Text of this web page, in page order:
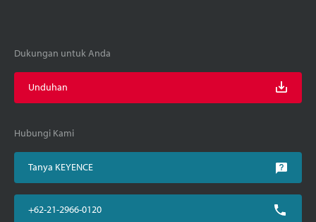
Dukungan untuk Anda
Unduhan
Hubungi Kami
Tanya KEYENCE
+62-21-2966-0120